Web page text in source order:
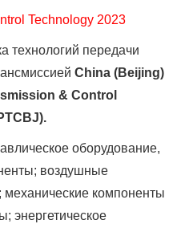
Technology 2023
технологий передачи
China (Beijing)
& Control
оборудование,
воздушные
компоненты
энергетическое